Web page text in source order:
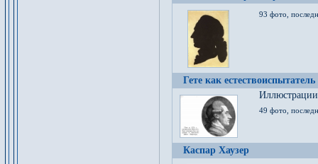
93 фото,
Гете как естествоиспытатель
49 фото,
Каспар Хаузер